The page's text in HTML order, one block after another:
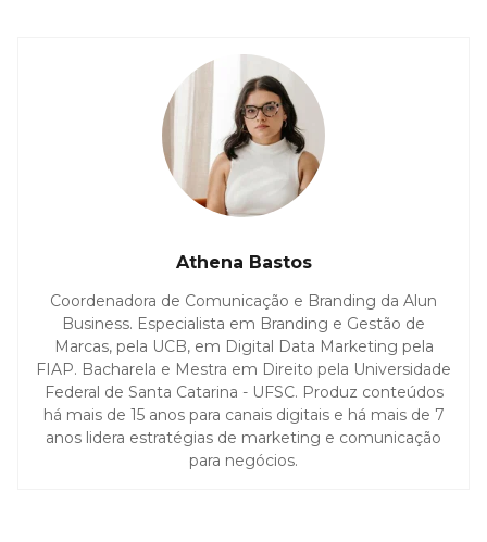
Athena Bastos
Coordenadora de Comunicação e Branding da Alun
Business. Especialista em Branding e Gestão de
Marcas, pela UCB, em Digital Data Marketing pela
FIAP. Bacharela e Mestra em Direito pela Universidade
Federal de Santa Catarina - UFSC. Produz conteúdos
há mais de 15 anos para canais digitais e há mais de 7
anos lidera estratégias de marketing e comunicação
para negócios.